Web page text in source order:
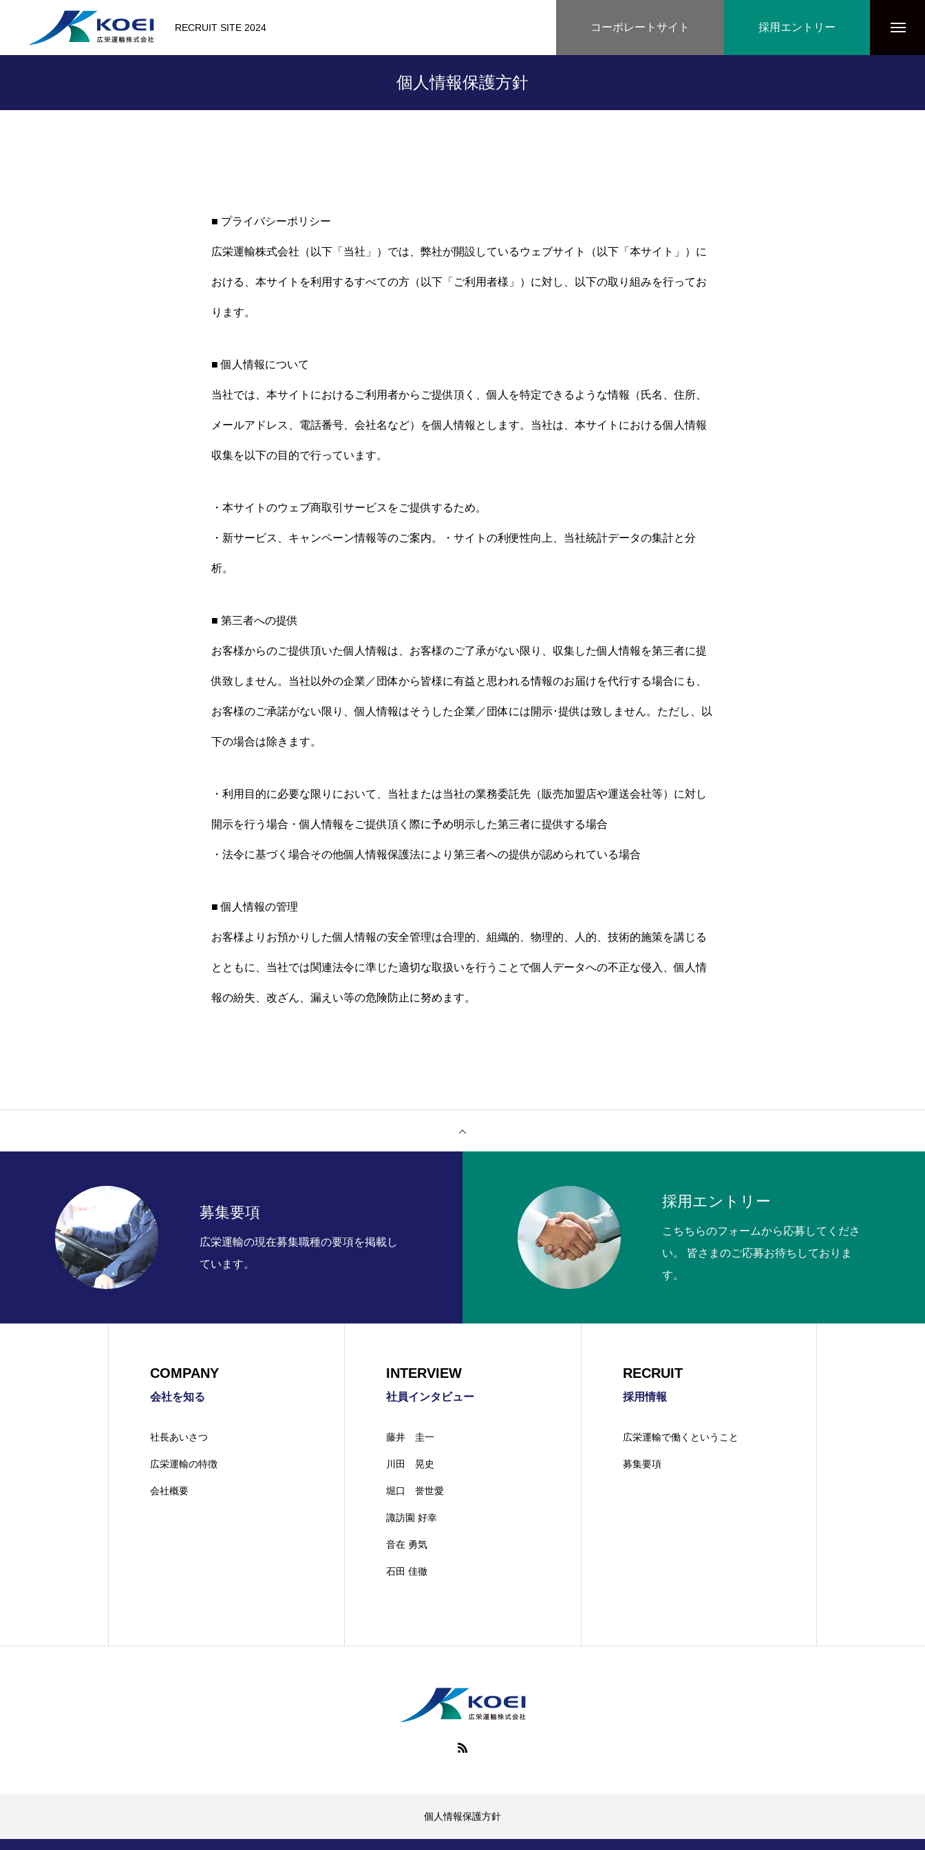
RECRUIT SITE 2024 コーポレートサイト 採用エントリー
個人情報保護方針
■ プライバシーポリシー
広栄運輸株式会社（以下「当社」）では、弊社が開設しているウェブサイト（以下「本サイト」）に
おける、本サイトを利用するすべての方（以下「ご利用者様」）に対し、以下の取り組みを行ってお
ります。
■ 個人情報について
当社では、本サイトにおけるご利用者からご提供頂く、個人を特定できるような情報（氏名、住所、
メールアドレス、電話番号、会社名など）を個人情報とします。当社は、本サイトにおける個人情報
収集を以下の目的で行っています。
・本サイトのウェブ商取引サービスをご提供するため。
・新サービス、キャンペーン情報等のご案内。・サイトの利便性向上、当社統計データの集計と分
析。
■ 第三者への提供
お客様からのご提供頂いた個人情報は、お客様のご了承がない限り、収集した個人情報を第三者に提
供致しません。当社以外の企業／団体から皆様に有益と思われる情報のお届けを代行する場合にも、
お客様のご承諾がない限り、個人情報はそうした企業／団体には開示･提供は致しません。ただし、以
下の場合は除きます。
・利用目的に必要な限りにおいて、当社または当社の業務委託先（販売加盟店や運送会社等）に対し
開示を行う場合・個人情報をご提供頂く際に予め明示した第三者に提供する場合
・法令に基づく場合その他個人情報保護法により第三者への提供が認められている場合
■ 個人情報の管理
お客様よりお預かりした個人情報の安全管理は合理的、組織的、物理的、人的、技術的施策を講じる
とともに、当社では関連法令に準じた適切な取扱いを行うことで個人データへの不正な侵入、個人情
報の紛失、改ざん、漏えい等の危険防止に努めます。
募集要項
広栄運輸の現在募集職種の要項を掲載し
ています。
採用エントリー
こちちらのフォームから応募してくださ
い。 皆さまのご応募お待ちしておりま
す。
COMPANY
会社を知る
社長あいさつ
広栄運輸の特徴
会社概要
INTERVIEW
社員インタビュー
藤井 圭一
川田 晃史
堀口 誉世愛
諏訪園 好幸
音在 勇気
石田 佳徹
RECRUIT
採用情報
広栄運輸で働くということ
募集要項
個人情報保護方針